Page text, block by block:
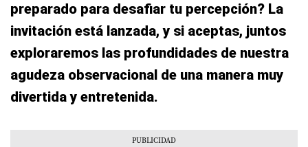
preparado para desafiar tu percepción? La
invitación está lanzada, y si aceptas, juntos
exploraremos las profundidades de nuestra
agudeza observacional de una manera muy
divertida y entretenida.